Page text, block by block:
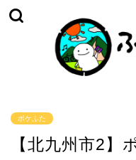
ポケふた
【北九州市2】